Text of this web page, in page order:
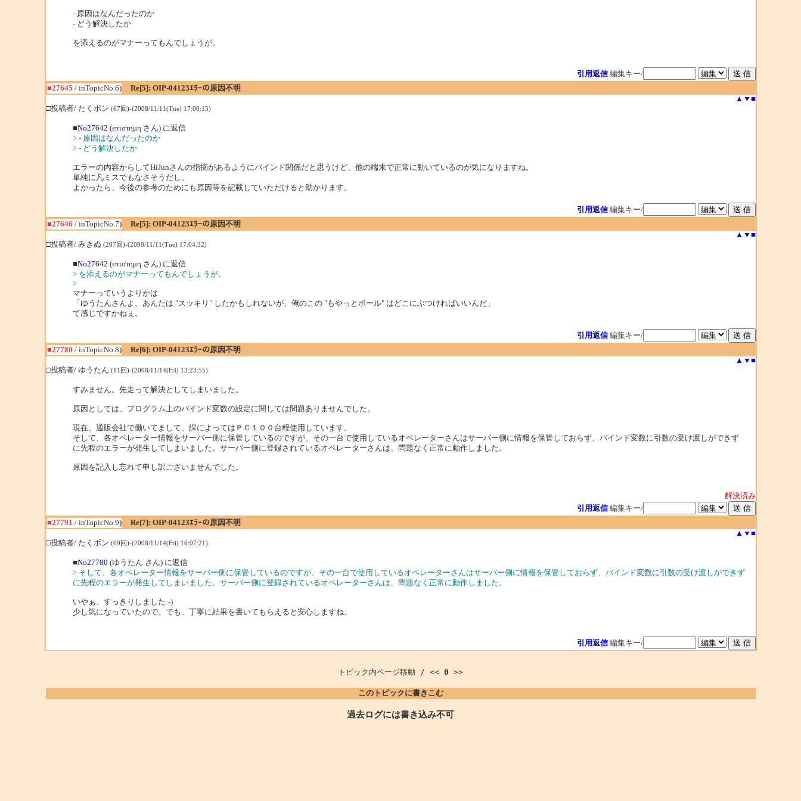
- 原因はなんだったのか
- どう解決したか
を添えるのがマナーってもんでしょうが。
引用返信 編集キー/
■27645 / inTopicNo.6)
Re[5]: OIP-04123ｴﾗｰの原因不明
▲ ▼ ■
□投稿者/ たくボン (67回)-(2008/11/11(Tue) 17:00:15)
■No27642 (επιστημη さん) に返信
> - 原因はなんだったのか
> - どう解決したか
エラーの内容からしてHiJunさんの指摘があるようにバインド関係だと思うけど、他の端末で正常に動いているのが気になりますね。
単純に凡ミスでもなさそうだし。
よかったら、今後の参考のためにも原因等を記載していただけると助かります。
引用返信 編集キー/
■27646 / inTopicNo.7)
Re[5]: OIP-04123ｴﾗｰの原因不明
▲ ▼ ■
□投稿者/ みきぬ (207回)-(2008/11/11(Tue) 17:04:32)
■No27642 (επιστημη さん) に返信
> を添えるのがマナーってもんでしょうが。
>
マナーっていうよりかは
「ゆうたんさんよ、あんたは "スッキリ" したかもしれないが、俺のこの "もやっとボール" はどこにぶつければいいんだ」
て感じですかねぇ。
引用返信 編集キー/
■27780 / inTopicNo.8)
Re[6]: OIP-04123ｴﾗｰの原因不明
▲ ▼ ■
□投稿者/ ゆうたん (11回)-(2008/11/14(Fri) 13:23:55)
すみません。先走って解決としてしまいました。
原因としては、プログラム上のバインド変数の設定に関しては問題ありませんでした。
現在、通販会社で働いてまして、課によってはＰＣ１００台程使用しています。
そして、各オペレーター情報をサーバー側に保管しているのですが、その一台で使用しているオペレーターさんはサーバー側に情報を保管しておらず、バインド変数に引数の受け渡しができず
に先程のエラーが発生してしまいました。サーバー側に登録されているオペレーターさんは、問題なく正常に動作しました。
原因を記入し忘れて申し訳ございませんでした。
解決済み
引用返信 編集キー/
■27791 / inTopicNo.9)
Re[7]: OIP-04123ｴﾗｰの原因不明
▲ ▼ ■
□投稿者/ たくボン (69回)-(2008/11/14(Fri) 16:07:21)
■No27780 (ゆうたん さん) に返信
> そして、各オペレーター情報をサーバー側に保管しているのですが、その一台で使用しているオペレーターさんはサーバー側に情報を保管しておらず、バインド変数に引数の受け渡しができず
に先程のエラーが発生してしまいました。サーバー側に登録されているオペレーターさんは、問題なく正常に動作しました。
いやぁ、すっきりしました:-)
少し気になっていたので。でも、丁寧に結果を書いてもらえると安心しますね。
引用返信 編集キー/
トピック内ページ移動 / << 0 >>
このトピックに書きこむ
過去ログには書き込み不可